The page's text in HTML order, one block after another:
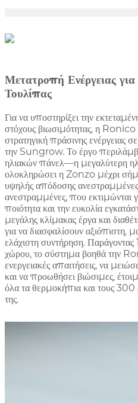
Μετατροπή Ενέργειας
Τουλίπας
Για να υποστηρίξει την
στόχους βιωσιμότητας, η
στρατηγική πράσινης ενέργειας
την Sungrow. Το έργο
ηλιακών πάνελ—η μεγαλύτερη
ολοκληρώσει η Zonzo μέχρι
υψηλής απόδοσης
ανεστραμμένες, που εκτιμώνται
ποιότητα και την ευκολία
μεγάλης κλίμακας έργα και
για να διασφαλίσουν αξιόπιστη,
ελάχιστη συντήρηση.
χώρου, το σύστημα βοηθά την
ενεργειακές απαιτήσεις, να
και να προωθήσει βιώσιμες,
όλα τα θερμοκήπια και τους 300
της.